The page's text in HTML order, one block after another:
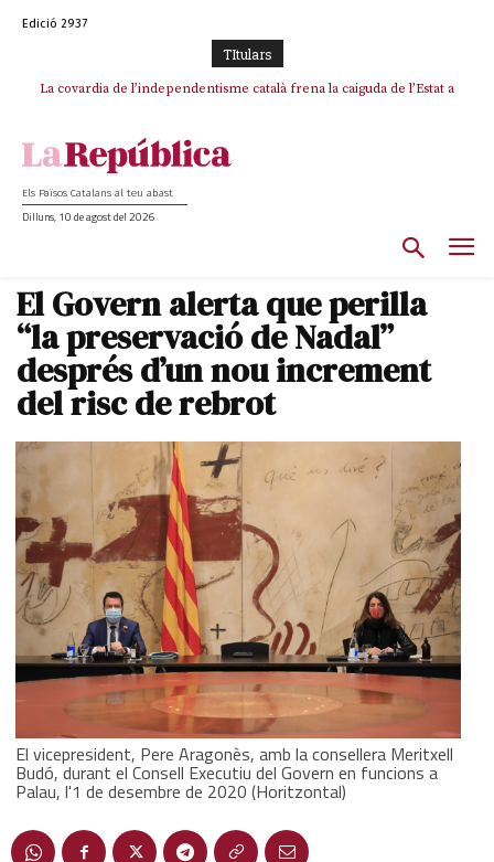
Edició 2937
TItulars
La covardia de l’independentisme català frena la caiguda de l’Estat a
Els Països Catalans al teu abast
Dilluns, 10 de agost del 2026
El Govern alerta que perilla
“la preservació de Nadal”
després d’un nou increment
del risc de rebrot
El vicepresident, Pere Aragonès, amb la consellera Meritxell
Budó, durant el Consell Executiu del Govern en funcions a
Palau, l'1 de desembre de 2020 (Horitzontal)